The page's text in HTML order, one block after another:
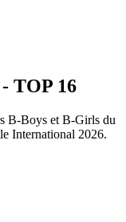
- TOP 16
B-Boys et B-Girls du
International 2026.